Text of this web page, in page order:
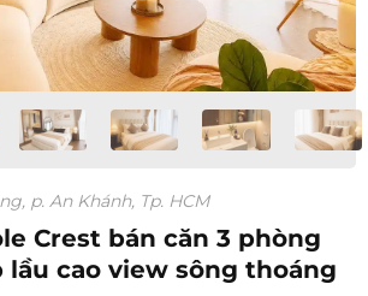
p. An Khánh, Tp. HCM
Crest bán căn 3 phòng
lầu cao view sông thoáng